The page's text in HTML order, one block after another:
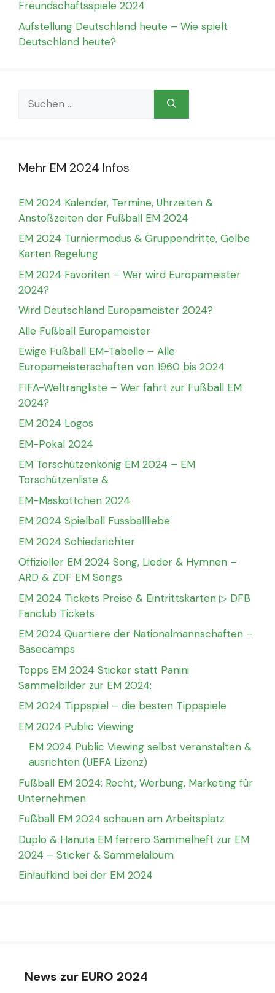
Freundschaftsspiele 2024
Aufstellung Deutschland heute – Wie spielt
Deutschland heute?
Suchen
nach:
Mehr EM 2024 Infos
EM 2024 Kalender, Termine, Uhrzeiten &
Anstoßzeiten der Fußball EM 2024
EM 2024 Turniermodus & Gruppendritte, Gelbe
Karten Regelung
EM 2024 Favoriten – Wer wird Europameister
2024?
Wird Deutschland Europameister 2024?
Alle Fußball Europameister
Ewige Fußball EM-Tabelle – Alle
Europameisterschaften von 1960 bis 2024
FIFA-Weltrangliste – Wer fährt zur Fußball EM
2024?
EM 2024 Logos
EM-Pokal 2024
EM Torschützenkönig EM 2024 – EM
Torschützenliste &
EM-Maskottchen 2024
EM 2024 Spielball Fussballliebe
EM 2024 Schiedsrichter
Offizieller EM 2024 Song, Lieder & Hymnen –
ARD & ZDF EM Songs
EM 2024 Tickets Preise & Eintrittskarten ▷ DFB
Fanclub Tickets
EM 2024 Quartiere der Nationalmannschaften –
Basecamps
Topps EM 2024 Sticker statt Panini
Sammelbilder zur EM 2024:
EM 2024 Tippspiel – die besten Tippspiele
EM 2024 Public Viewing
EM 2024 Public Viewing selbst veranstalten &
ausrichten (UEFA Lizenz)
Fußball EM 2024: Recht, Werbung, Marketing für
Unternehmen
Fußball EM 2024 schauen am Arbeitsplatz
Duplo & Hanuta EM ferrero Sammelheft zur EM
2024 – Sticker & Sammelalbum
Einlaufkind bei der EM 2024
News zur EURO 2024